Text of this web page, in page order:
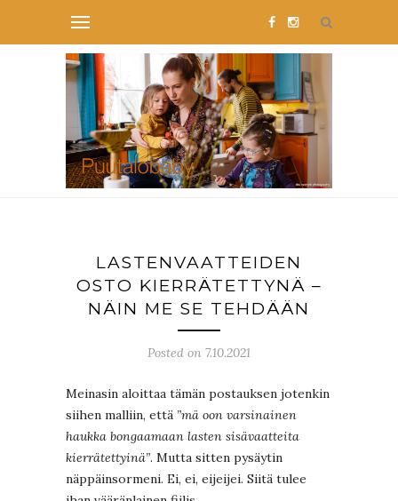
LASTENVAATTEIDEN
OSTO KIERRÄTETTYNÄ –
NÄIN ME SE TEHDÄÄN
Posted on 7.10.2021
Meinasin aloittaa tämän postauksen jotenkin
siihen malliin, että ”mä oon varsinainen
haukka bongaamaan lasten sisävaatteita
kierrätettyinä”. Mutta sitten pysäytin
näppäinsormeni. Ei, ei, eijeijei. Siitä tulee